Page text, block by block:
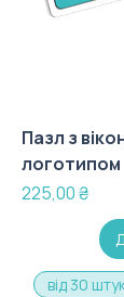
Пазл з
логотипом
Ціна
225,00 ₴
від 30